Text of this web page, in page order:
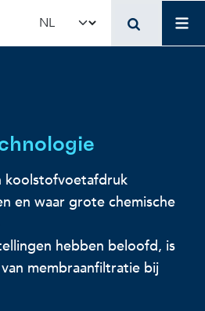
Select your language
Licenties en spin-offs
Voorbeeldprojecten
Onze projecten
koolstofvoetafdruk
en waar grote chemische
hebben beloofd, is
membraanfiltratie bij